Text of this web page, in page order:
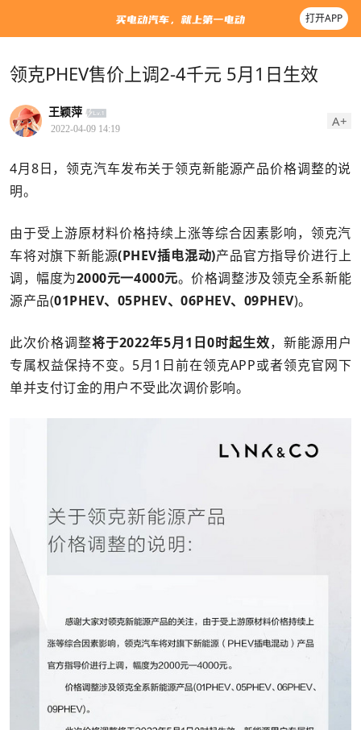
打开APP
领克PHEV售价上调2-4千元 5月1日生效
王颖萍
2022-04-09 14:19 A+
4月8日，领克汽车发布关于领克新能源产品价格调整的说
明。
由于受上游原材料价格持续上涨等综合因素影响，领克汽
车将对旗下新能源(PHEV插电混动)产品官方指导价进行上
调，幅度为2000元一4000元。价格调整涉及领克全系新能
源产品(01PHEV、05PHEV、06PHEV、09PHEV)。
此次价格调整将于2022年5月1日0时起生效，新能源用户
专属权益保持不变。5月1日前在领克APP或者领克官网下
单并支付订金的用户不受此次调价影响。